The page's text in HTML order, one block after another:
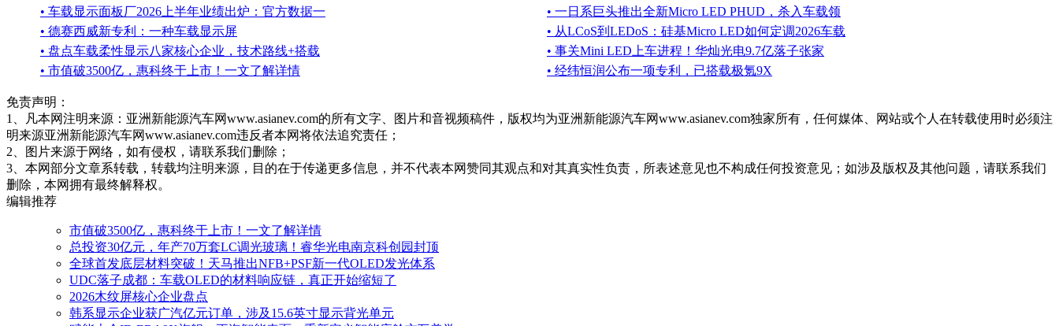
• 车载显示面板厂2026上半年业绩出炉：官方数据一
• 一日系巨头推出全新Micro LED PHUD，杀入车载领
• 德赛西威新专利：一种车载显示屏
• 从LCoS到LEDoS：硅基Micro LED如何定调2026车载
• 盘点车载柔性显示八家核心企业，技术路线+搭载
• 事关Mini LED上车进程！华灿光电9.7亿落子张家
• 市值破3500亿，惠科终于上市！一文了解详情
• 经纬恒润公布一项专利，已搭载极氪9X
免责声明：
1、凡本网注明来源：亚洲新能源汽车网www.asianev.com的所有文字、图片和音视频稿件，版权均为亚洲新能源汽车网www.asianev.com独家所有，任何媒体、网站或个人在转载使用时必须注
明来源亚洲新能源汽车网www.asianev.com违反者本网将依法追究责任；
2、图片来源于网络，如有侵权，请联系我们删除；
3、本网部分文章系转载，转载均注明来源，目的在于传递更多信息，并不代表本网赞同其观点和对其真实性负责，所表述意见也不构成任何投资意见；如涉及版权及其他问题，请联系我们
删除，本网拥有最终解释权。
编辑推荐
市值破3500亿，惠科终于上市！一文了解详情
总投资30亿元，年产70万套LC调光玻璃！睿华光电南京科创园封顶
全球首发底层材料突破！天马推出NFB+PSF新一代OLED发光体系
UDC落子成都：车载OLED的材料响应链，真正开始缩短了
2026木纹屏核心企业盘点
韩系显示企业获广汽亿元订单，涉及15.6英寸显示背光单元